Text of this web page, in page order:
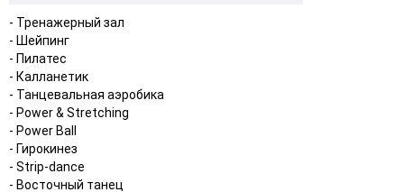
- Тренажерный зал
- Шейпинг
- Пилатес
- Калланетик
- Танцевальная аэробика
- Power & Stretching
- Power Ball
- Гирокинез
- Strip-dance
- Восточный танец